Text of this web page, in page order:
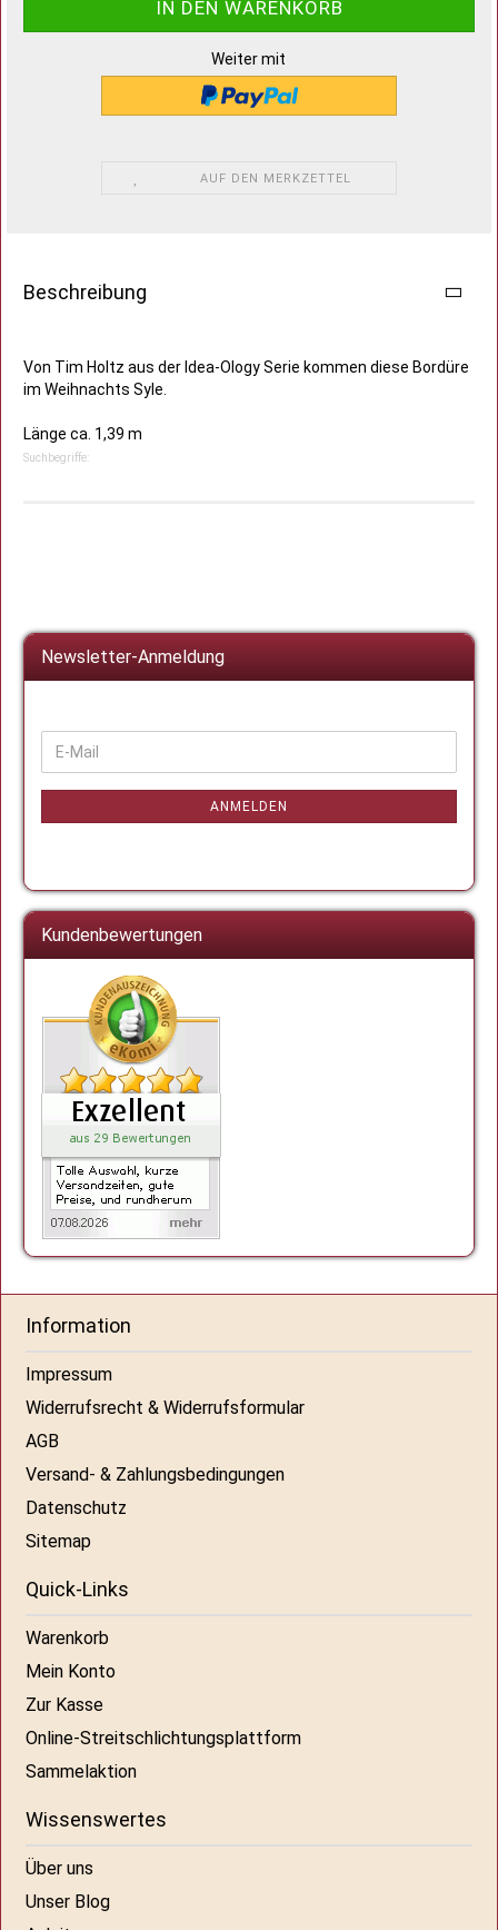
Weiter mit
AUF DEN MERKZETTEL
Beschreibung
Von Tim Holtz aus der Idea-Ology Serie kommen diese Bordüre
im Weihnachts Syle.
Länge ca. 1,39 m
Suchbegriffe:
Newsletter-Anmeldung
WEITER
ZUR
NEWSLETTER-
E-
Mail
ANMELDEN
Kundenbewertungen
Information
Impressum
Widerrufsrecht & Widerrufsformular
AGB
Versand- & Zahlungsbedingungen
Datenschutz
Sitemap
Quick-Links
Warenkorb
Mein Konto
Zur Kasse
Online-Streitschlichtungsplattform
Sammelaktion
Wissenswertes
Über uns
Unser Blog